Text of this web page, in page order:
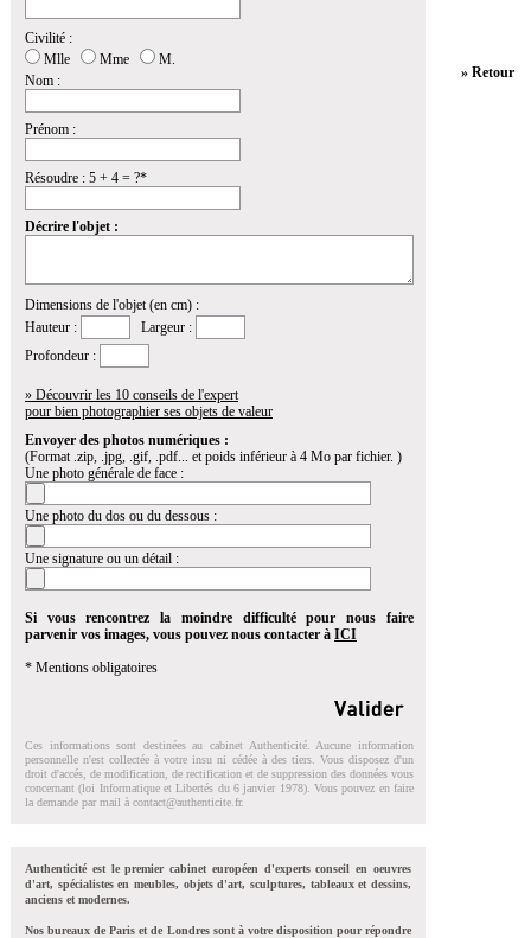
Civilité :
Mlle
Mme
M.
Nom :
Prénom :
Résoudre : 5 + 4 = ?*
Décrire l'objet :
Dimensions de l'objet (en cm) :
Hauteur :
Largeur :
Profondeur :
» Découvrir les 10 conseils de l'expert
pour bien photographier ses objets de valeur
Envoyer des photos numériques :
(Format .zip, .jpg, .gif, .pdf... et poids inférieur à 4 Mo par fichier. )
Une photo générale de face :
Une photo du dos ou du dessous :
Une signature ou un détail :
Si vous rencontrez la moindre difficulté pour nous faire
parvenir vos images, vous pouvez nous contacter à ICI
* Mentions obligatoires
Ces informations sont destinées au cabinet Authenticité. Aucune information
personnelle n'est collectée à votre insu ni cédée à des tiers. Vous disposez d'un
droit d'accés, de modification, de rectification et de suppression des données vous
concernant (loi Informatique et Libertés du 6 janvier 1978). Vous pouvez en faire
la demande par mail à contact@authenticite.fr.
Authenticité est le premier cabinet européen d'experts conseil en oeuvres
d'art, spécialistes en meubles, objets d'art, sculptures, tableaux et dessins,
anciens et modernes.
Nos bureaux de Paris et de Londres sont à votre disposition pour répondre
» Retour